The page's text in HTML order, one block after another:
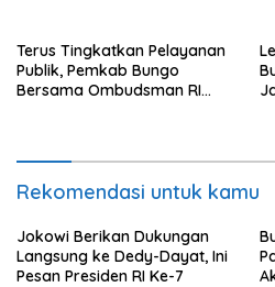
Terus Tingkatkan Pelayanan
Publik, Pemkab Bungo
Bersama Ombudsman RI
Rekomendasi untuk kamu
Jokowi Berikan Dukungan
Langsung ke Dedy-Dayat, Ini
Pesan Presiden RI Ke-7